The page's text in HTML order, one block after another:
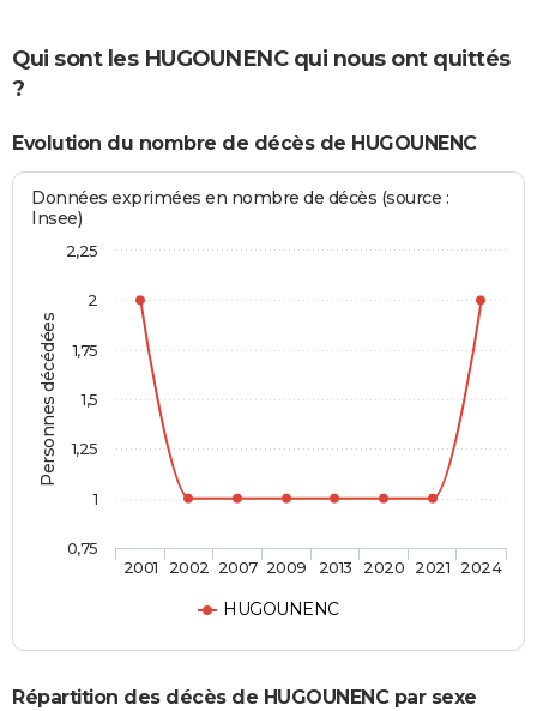
Qui sont les HUGOUNENC qui nous ont quittés
?
Evolution du nombre de décès de HUGOUNENC
Personnes décédées
Données exprimées en nombre de décès (source :
Insee)
HUGOUNENC
2001 2002 2007 2009 2013 2020 2021 2024
0,75
1
1,25
1,5
1,75
2
2,25
Répartition des décès de HUGOUNENC par sexe